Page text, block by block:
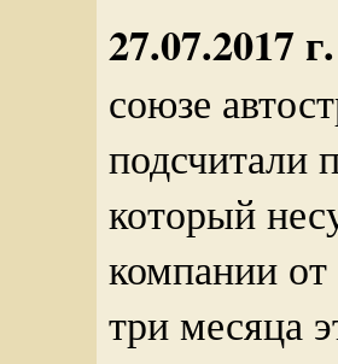
27.07.2017
союзе
подсчитали
который
компании
три месяца